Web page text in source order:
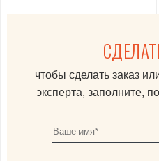
чтобы сделать заказ
эксперта, заполните,